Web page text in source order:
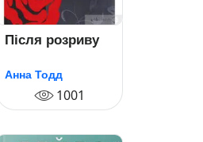
Після розриву
Анна Тодд
1001